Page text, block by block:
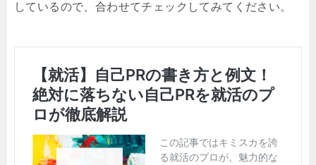
しているので、合わせてチェックしてみてください。